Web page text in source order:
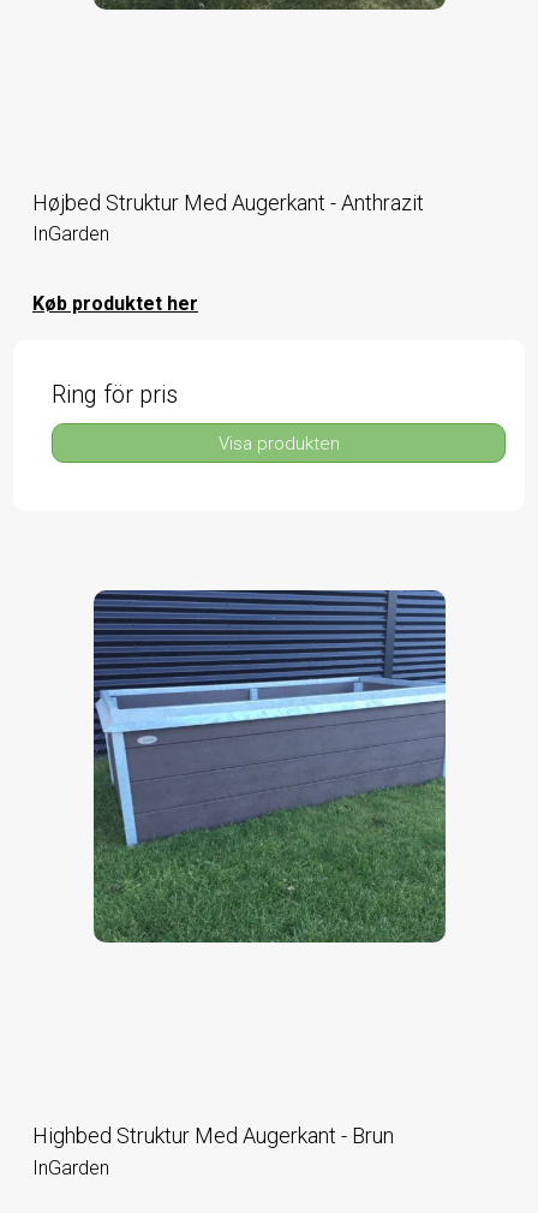
Højbed Struktur Med Augerkant - Anthrazit
InGarden
Køb produktet her
Ring för pris
Visa produkten
Highbed Struktur Med Augerkant - Brun
InGarden